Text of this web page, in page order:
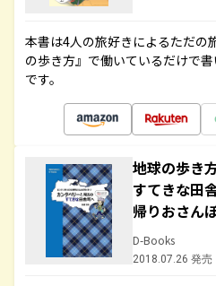
本書は4人の旅好きによるただの
の歩き方』で働いているだけで
です。
地球の歩き
すてきな田
帰りおさん
D-Books
2018.07.26 発売